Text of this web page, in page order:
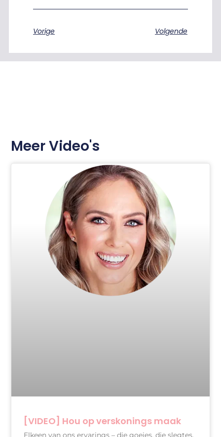
Vorige Volgende
Meer Video's
[VIDEO] Hou op verskonings maak
Elkeen van ons ervarings – die goeies, die slegtes,